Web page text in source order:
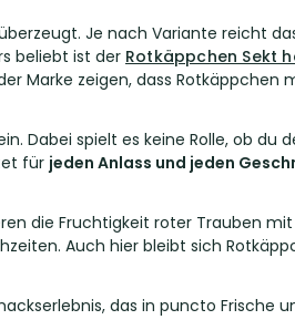
Je nach Variante reicht
beliebt ist der Rotkäppchen Sekt
Marke zeigen, dass Rotkäppchen
Dabei spielt es keine Rolle, ob du
für jeden Anlass und jeden
die Fruchtigkeit roter Trauben
Auch hier bleibt sich
das in puncto Frische